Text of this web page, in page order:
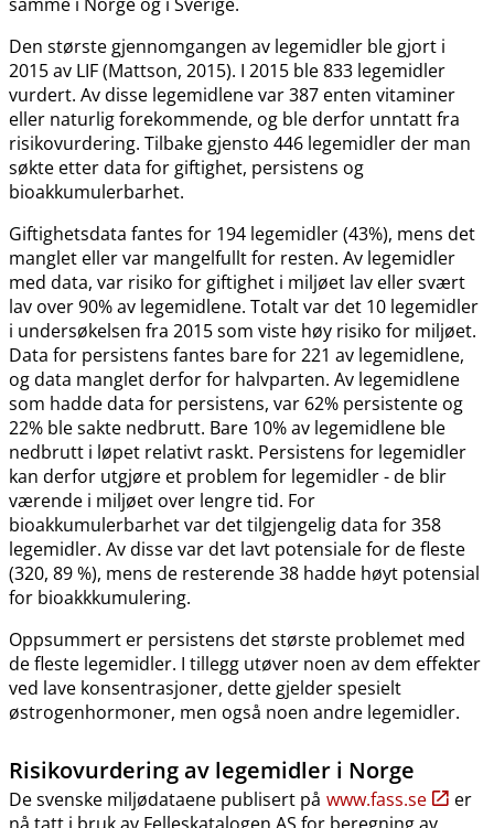
Den største gjennomgangen av legemidler ble gjort i
2015 av LIF (Mattson, 2015). I 2015 ble 833 legemidler
vurdert. Av disse legemidlene var 387 enten vitaminer
eller naturlig forekommende, og ble derfor unntatt fra
risikovurdering. Tilbake gjensto 446 legemidler der man
søkte etter data for giftighet, persistens og
bioakkumulerbarhet.
Giftighetsdata fantes for 194 legemidler (43%), mens det
manglet eller var mangelfullt for resten. Av legemidler
med data, var risiko for giftighet i miljøet lav eller svært
lav over 90% av legemidlene. Totalt var det 10 legemidler
i undersøkelsen fra 2015 som viste høy risiko for miljøet.
Data for persistens fantes bare for 221 av legemidlene,
og data manglet derfor for halvparten. Av legemidlene
som hadde data for persistens, var 62% persistente og
22% ble sakte nedbrutt. Bare 10% av legemidlene ble
nedbrutt i løpet relativt raskt. Persistens for legemidler
kan derfor utgjøre et problem for legemidler - de blir
værende i miljøet over lengre tid. For
bioakkumulerbarhet var det tilgjengelig data for 358
legemidler. Av disse var det lavt potensiale for de fleste
(320, 89 %), mens de resterende 38 hadde høyt potensial
for bioakkkumulering.
Oppsummert er persistens det største problemet med
de fleste legemidler. I tillegg utøver noen av dem effekter
ved lave konsentrasjoner, dette gjelder spesielt
østrogenhormoner, men også noen andre legemidler.
Risikovurdering av legemidler i Norge
De svenske miljødataene publisert på www.fass.se
er